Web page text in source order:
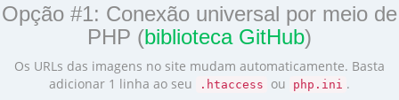
Opção #1: Conexão universal por meio de
PHP (biblioteca GitHub)
Os URLs das imagens no site mudam automaticamente. Basta
adicionar 1 linha ao seu
.htaccess ou php.ini .